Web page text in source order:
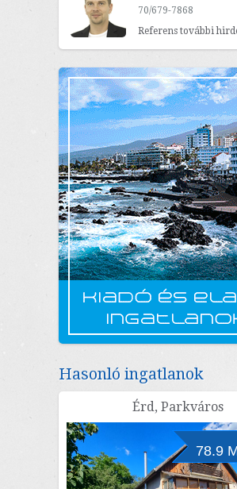
70/679-7868
Referens további
Hasonló ingatlanok
Érd, Parkváros
78.9